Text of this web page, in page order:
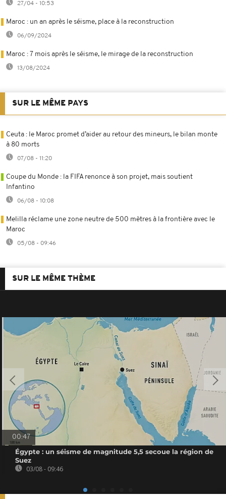
27/04 - 10:53
Maroc : un an après le séisme, place à la reconstruction
06/09/2024
Maroc : 7 mois après le séisme, le mirage de la reconstruction
13/08/2024
SUR LE MÊME PAYS
Ceuta : le Maroc promet d’aider au retour des mineurs, le bilan monte
à 80 morts
07/08 - 11:20
Coupe du Monde : la FIFA renonce à son projet, mais soutient
Infantino
06/08 - 10:08
Melilla réclame une zone neutre de 500 mètres à la frontière avec le
Maroc
05/08 - 09:46
SUR LE MÊME THÈME
00:47
Égypte : un séisme de magnitude 5,5 secoue la région de
Suez
03/08 - 09:46